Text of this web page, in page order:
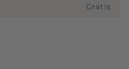
Gratis